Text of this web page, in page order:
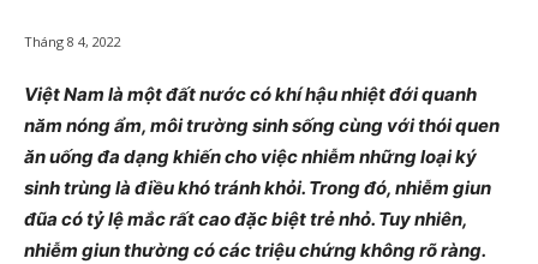
Tháng 8 4, 2022
Việt Nam là một đất nước có khí hậu nhiệt đới quanh
năm nóng ẩm, môi trường sinh sống cùng với thói quen
ăn uống đa dạng khiến cho việc nhiễm những loại ký
sinh trùng là điều khó tránh khỏi. Trong đó, nhiễm giun
đũa có tỷ lệ mắc rất cao đặc biệt trẻ nhỏ. Tuy nhiên,
nhiễm giun thường có các triệu chứng không rõ ràng.